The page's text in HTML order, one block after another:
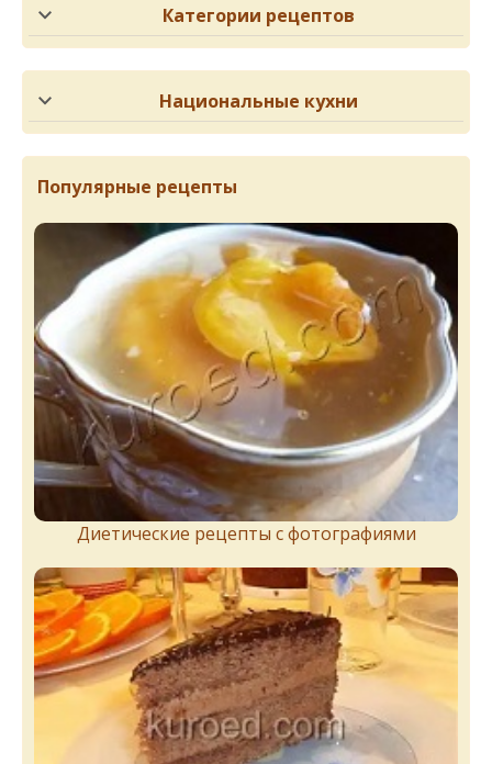
Категории рецептов
Национальные кухни
Популярные рецепты
Диетические рецепты с фотографиями